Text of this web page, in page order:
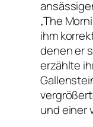
„The
ihm
denen er
erzählte
und einer